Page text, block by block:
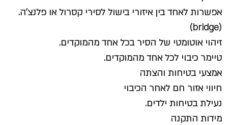
אפשרות לאחד בין איזורי בישול לסירי קסרול או פלנצ’ה.
(bridge)
זיהוי אוטומטי של הסיר בכל אחד מהמוקדים.
טיימר כיבוי לכל אחד מהמוקדים.
אמצעי בטיחות והצתה
חיווי אזור חם לאחר הכיבוי
נעילת בטיחות ילדים.
מידות התקנה